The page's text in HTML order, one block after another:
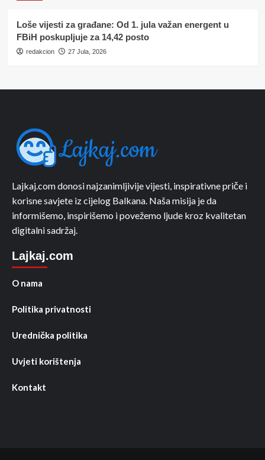
Loše vijesti za građane: Od 1. jula važan energent u
FBiH poskupljuje za 14,42 posto
redakcion 27 Jula, 2026
Lajkaj.com donosi najzanimljivije vijesti, inspirativne priče i
korisne savjete iz cijelog Balkana. Naša misija je da
informišemo, inspirišemo i povežemo ljude kroz kvalitetan
digitalni sadržaj.
Lajkaj.com
O nama
Politika privatnosti
Urednička politika
Uvjeti korištenja
Kontakt